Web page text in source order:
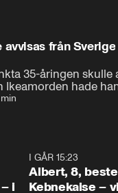
från Sverige
35-åringen skulle
Ikeamorden hade
i
I GÅR 15:23
Albert, 8,
Kebnekaise –